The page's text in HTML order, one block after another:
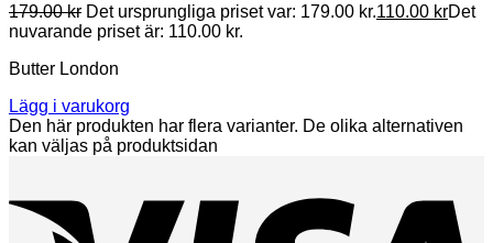
179.00kr Det ursprungliga priset var: 179.00 kr.110.00 krDet
nuvarande priset är: 110.00 kr.
Butter London
Lägg i varukorg
Den här produkten har flera varianter. De olika alternativen
kan väljas på produktsidan